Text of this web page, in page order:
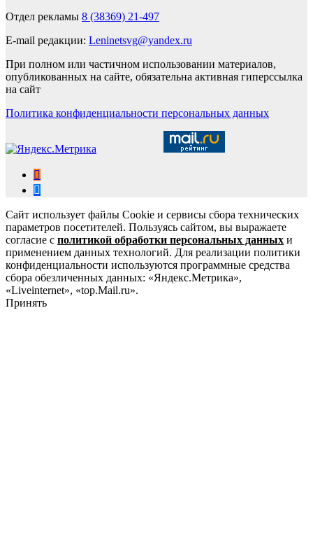
Отдел рекламы 8 (38369) 21-497
E-mail редакции: Leninetsvg@yandex.ru
При полном или частичном использовании материалов,
опубликованных на сайте, обязательна активная гиперссылка
на сайт
Политика конфиденциальности персональных данных
Сайт использует файлы Cookie и сервисы сбора технических
параметров посетителей. Пользуясь сайтом, вы выражаете
согласие с политикой обработки персональных данных и
применением данных технологий. Для реализации политики
конфиденциальности используются программные средства
сбора обезличенных данных: «Яндекс.Метрика»,
«Liveinternet», «top.Mail.ru».
Принять